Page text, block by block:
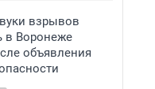
взрывов
в Воронеже
объявления